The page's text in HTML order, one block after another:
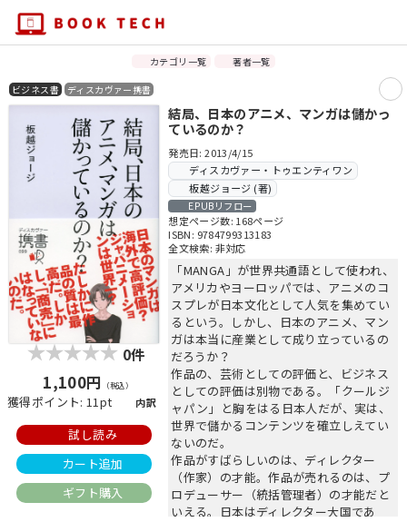
カテゴリ一覧 著者一覧
ビジネス書 ディスカヴァー携書
0件
1,100円 （税込）
獲得ポイント: 11pt 内訳
試し読み
カート追加
ギフト購入
結局、日本のアニメ、マンガは儲かっ
ているのか？
発売日: 2013/4/15
ディスカヴァー・トゥエンティワン
板越ジョージ (著)
EPUBリフロー
想定ページ数: 168ページ
ISBN: 9784799313183
全文検索: 非対応
「MANGA」が世界共通語として使われ、
アメリカやヨーロッパでは、アニメのコ
スプレが日本文化として人気を集めてい
るという。しかし、日本のアニメ、マン
ガは本当に産業として成り立っているの
だろうか？
作品の、芸術としての評価と、ビジネス
としての評価は別物である。「クールジ
ャパン」と胸をはる日本人だが、実は、
世界で儲かるコンテンツを確立しえてい
ないのだ。
作品がすばらしいのは、ディレクター
（作家）の才能。作品が売れるのは、プ
ロデューサー（統括管理者）の才能だと
いえる。日本はディレクター大国であ